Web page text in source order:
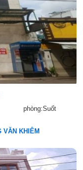
phòng:Suốt
VĂN KHIÊM